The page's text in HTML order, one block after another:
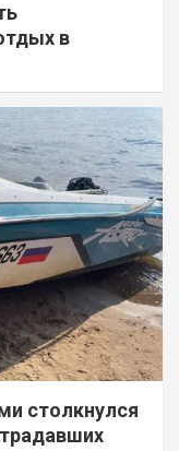
в
столкнулся